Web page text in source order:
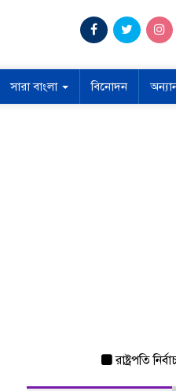
সারা বাংলা বিনোদন
রাষ্ট্রপতি